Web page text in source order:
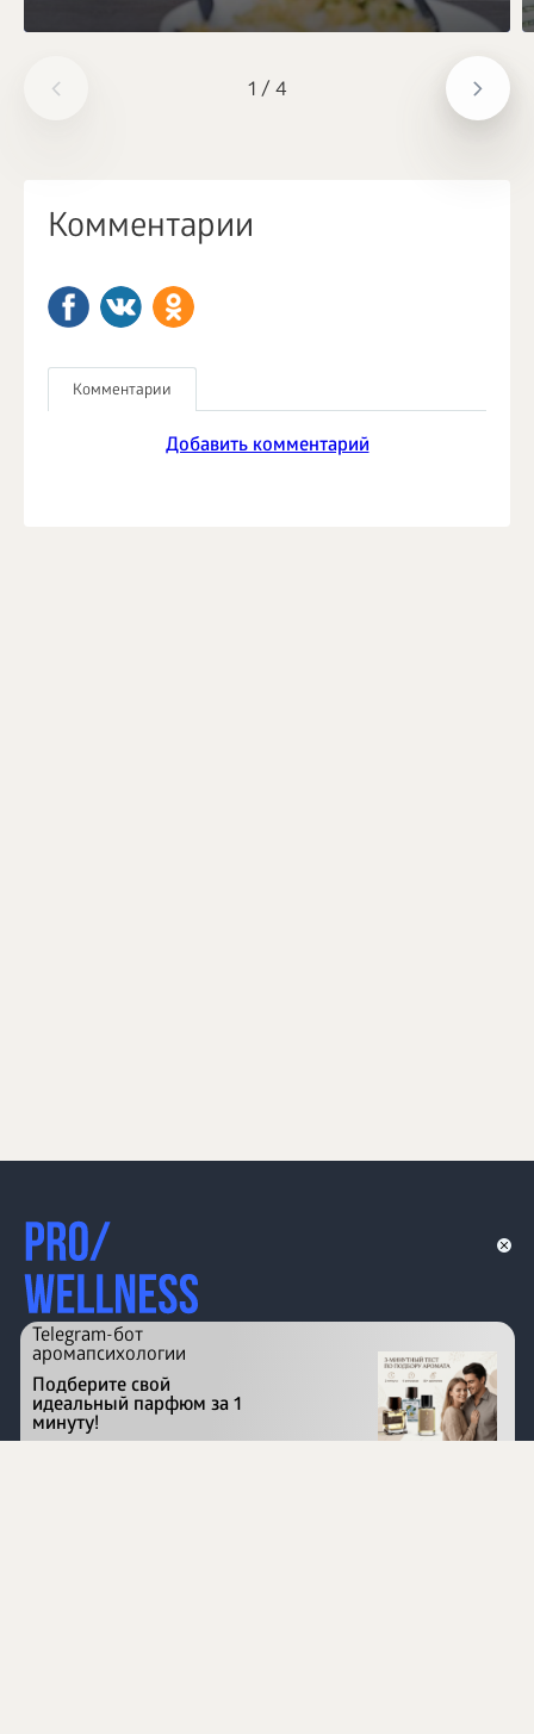
1 / 4
Комментарии
Комментарии
Добавить комментарий
Перейти на сайт
Telegram-бот
аромапсихологии
Подберите свой
идеальный парфюм за 1
минуту!